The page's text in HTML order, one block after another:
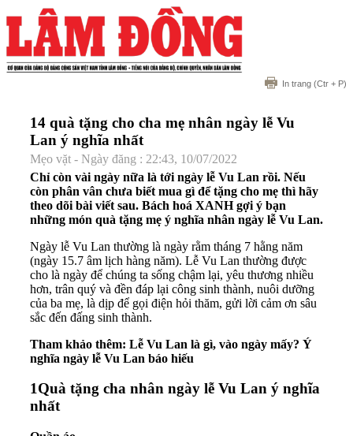
In trang (Ctr + P)
14 quà tặng cho cha mẹ nhân ngày lễ Vu
Lan ý nghĩa nhất
Mẹo vặt - Ngày đăng : 22:43, 10/07/2022
Chỉ còn vài ngày nữa là tới ngày lễ Vu Lan rồi. Nếu
còn phân vân chưa biết mua gì để tặng cho mẹ thì hãy
theo dõi bài viết sau. Bách hoá XANH gợi ý bạn
những món quà tặng mẹ ý nghĩa nhân ngày lễ Vu Lan.
Ngày lễ Vu Lan thường là ngày rằm tháng 7 hằng năm
(ngày 15.7 âm lịch hàng năm). Lễ Vu Lan thường được
cho là ngày để chúng ta sống chậm lại, yêu thương nhiều
hơn, trân quý và đền đáp lại công sinh thành, nuôi dưỡng
của ba mẹ, là dịp để gọi điện hỏi thăm, gửi lời cảm ơn sâu
sắc đến đấng sinh thành.
Tham khảo thêm: Lễ Vu Lan là gì, vào ngày mấy? Ý
nghĩa ngày lễ Vu Lan báo hiếu
1Quà tặng cha nhân ngày lễ Vu Lan ý nghĩa
nhất